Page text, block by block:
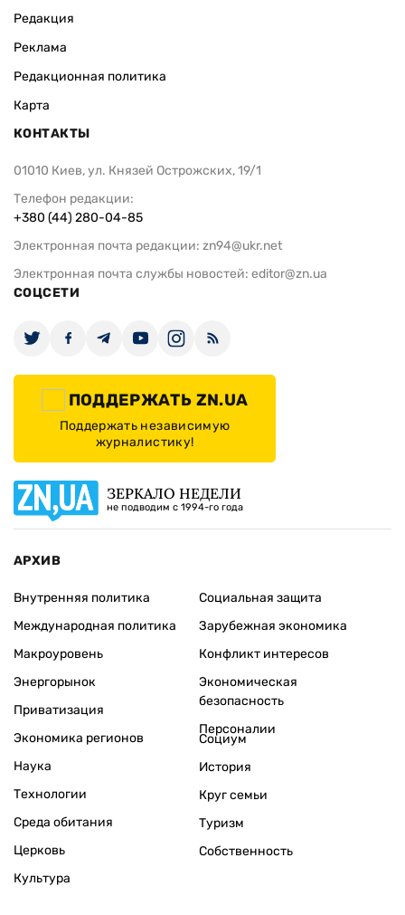
Редакция
Реклама
Редакционная политика
Карта
КОНТАКТЫ
01010 Киев, ул. Князей Острожских, 19/1
Телефон редакции:
+380 (44) 280-04-85
Электронная почта редакции: zn94@ukr.net
Электронная почта службы новостей: editor@zn.ua
СОЦСЕТИ
ПОДДЕРЖАТЬ ZN.UA
Поддержать независимую
журналистику!
ЗЕРКАЛО НЕДЕЛИ
не подводим с 1994-го года
АРХИВ
Внутренняя политика
Международная политика
Макроуровень
Энергорынок
Приватизация
Экономика регионов
Социальная защита
Зарубежная экономика
Конфликт интересов
Экономическая
безопасность
Персоналии
Наука
Технологии
Среда обитания
Церковь
Культура
Социум
История
Круг семьи
Туризм
Собственность